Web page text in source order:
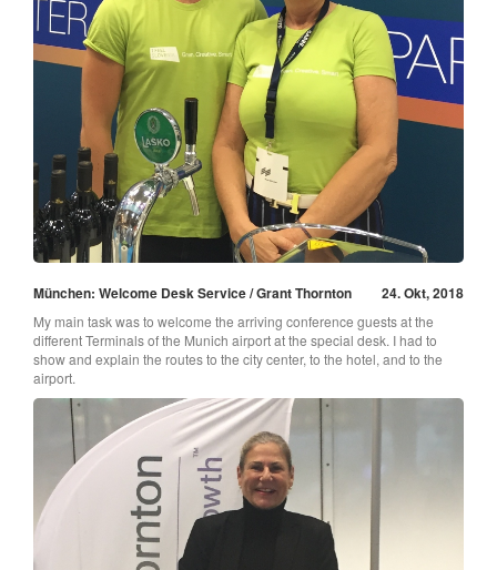
München: Welcome Desk Service / Grant Thornton 24. Okt, 2018
My main task was to welcome the arriving conference guests at the
different Terminals of the Munich airport at the special desk. I had to
show and explain the routes to the city center, to the hotel, and to the
airport.